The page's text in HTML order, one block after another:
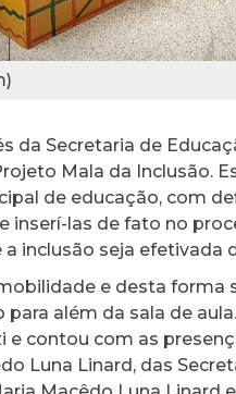
da Secretaria de
Mala da Inclusão.
de educação, com
inserí-las de fato no
inclusão seja efetivada
e desta forma
além da sala de
e contou com as
Luna Linard, das